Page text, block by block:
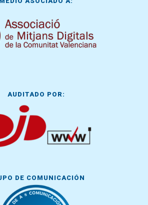
AUDITADO POR:
DE COMUNICACIÓN